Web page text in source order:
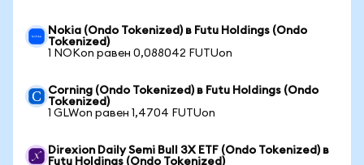
Nokia (Ondo Tokenized) в Futu Holdings (Ondo
Tokenized)
1 NOKon равен 0,088042 FUTUon
Corning (Ondo Tokenized) в Futu Holdings (Ondo
Tokenized)
1 GLWon равен 1,4704 FUTUon
Direxion Daily Semi Bull 3X ETF (Ondo Tokenized) в
Futu Holdings (Ondo Tokenized)